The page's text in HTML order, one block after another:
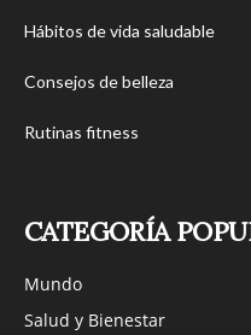
Hábitos de vida saludable
Consejos de belleza
Rutinas fitness
CATEGORÍA
Mundo
Salud y Bienestar